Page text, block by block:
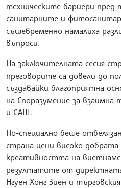
техническите бариери пред
санитарните и
същевременно намалиха
въпроси.
На заключителната сесия
преговорите са довели до
създавайки благоприятна
на Споразумение за
и САЩ.
По-специално беше
страна цени високо добрата
креативността на
резултатите от
Нгуен Хонг Зиен и